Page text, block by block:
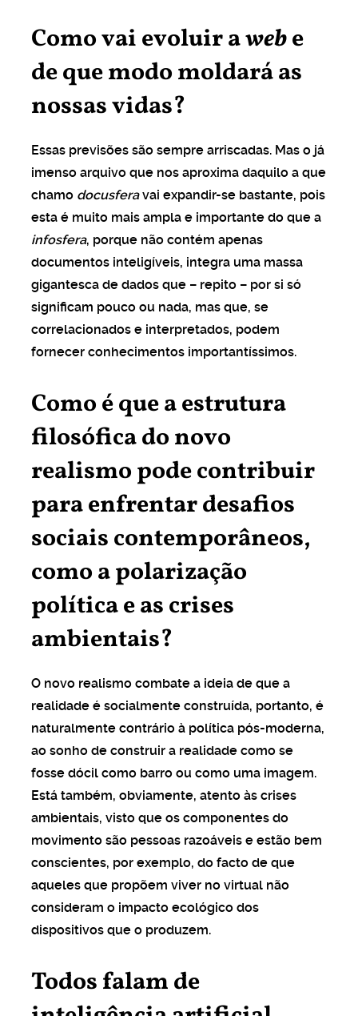
Como vai evoluir awebe
de que modo moldará as
nossas vidas?
Essas previsões são sempre arriscadas. Mas o já
imenso arquivo que nos aproxima daquilo a que
chamo docusferavai expandir-se bastante, pois
esta é muito mais ampla e importante do que a
infosfera, porque não contém apenas
documentos inteligíveis, integra uma massa
gigantesca de dados que – repito – por si só
significam pouco ou nada, mas que, se
correlacionados e interpretados, podem
fornecer conhecimentos importantíssimos.
Como é que a estrutura
filosófica do novo
realismo pode contribuir
para enfrentar desafios
sociais contemporâneos,
como a polarização
política e as crises
ambientais?
O novo realismo combate a ideia de que a
realidade é socialmente construída, portanto, é
naturalmente contrário à política pós-moderna,
ao sonho de construir a realidade como se
fosse dócil como barro ou como uma imagem.
Está também, obviamente, atento às crises
ambientais, visto que os componentes do
movimento são pessoas razoáveis e estão bem
conscientes, por exemplo, do facto de que
aqueles que propõem viver no virtual não
consideram o impacto ecológico dos
dispositivos que o produzem.
Todos falam de